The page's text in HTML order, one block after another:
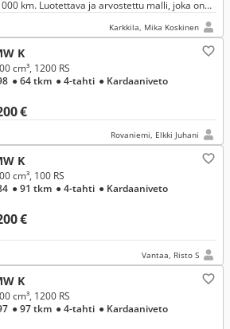
malli, joka on
Karkkila, Mika Koskinen
K
€
cm³, 1200 RS
● 64 tkm ● 4-tahti ● Kardaaniveto
Rovaniemi, Elkki Juhani
K
€
cm³, 100 RS
● 91 tkm ● 4-tahti ● Kardaaniveto
Vantaa, Risto S
K
cm³, 1200 RS
● 97 tkm ● 4-tahti ● Kardaaniveto